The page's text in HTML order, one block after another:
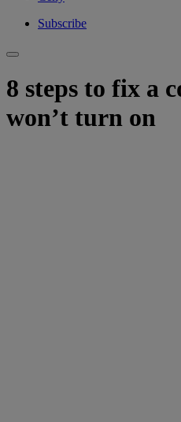
Subscribe
8 steps to fix a
won’t turn on